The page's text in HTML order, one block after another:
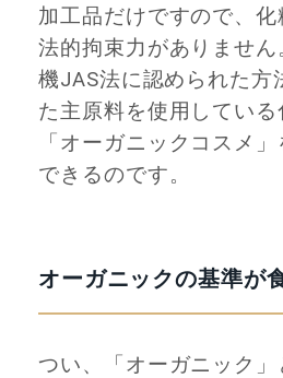
加工品だけですので、
法的拘束力がありませ
機JAS法に認められた方
た主原料を使用している
「オーガニックコスメ
できるのです。
オーガニックの基準が
つい、「オーガニック